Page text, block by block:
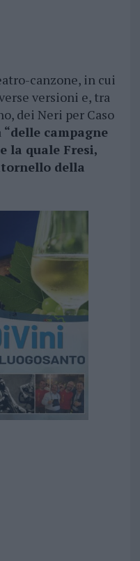
canzone, in cui
versioni e, tra
dei Neri per Caso
“delle campagne
la quale Fresi,
della